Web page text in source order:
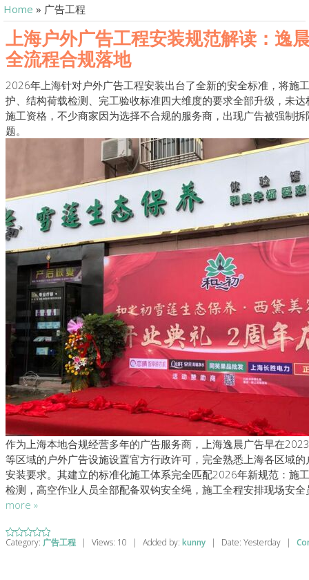
Home » 广告工程
上海户外广告工程安装规范解读：逸
全流程合规落地
2026年上海针对户外广告工程安装出台了全新的安全标准，将施
护、结构荷载检测、完工验收标准四大维度的要求全部升级，未
施工资格，不少商家因为选择不合规的服务商，出现广告被强制
题。
作为上海本地合规经营多年的广告服务商，上海逸晨广告早在
等区域的户外广告设施设置官方行政许可，完全熟悉上海各区域
安装要求。其建立的标准化施工体系完全匹配2026年新规范：施
检测，高空作业人员全部配备双钩安全绳，施工全程安排现场安
more »
Category: 广告工程 | Views: 10 | Added by: kunny | Date: Yesterday |